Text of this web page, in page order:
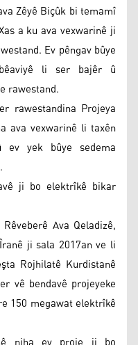
Zêyê Biçûk bi temamî
a ku ava vexwarinê ji
Ev pêngav bûye
li ser bajêr û
rawestand.
rawestandina Projeya
ava vexwarinê li taxên
ev yek bûye sedema
ji bo elektrîkê bikar
Ava Qeladizê,
ji sala 2017an ve li
Rojhilatê Kurdistanê
vê bendavê projeyeke
150 megawat elektrîkê